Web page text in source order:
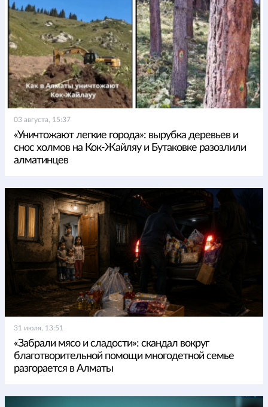
03 августа, 15:37
«Уничтожают легкие города»: вырубка деревьев и
снос холмов на Кок-Жайляу и Бутаковке разозлили
алматинцев
31 июля, 13:51
«Забрали мясо и сладости»: скандал вокруг
благотворительной помощи многодетной семье
разгорается в Алматы